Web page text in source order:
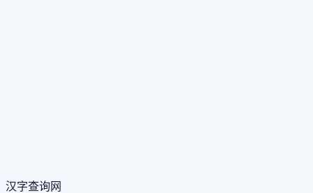
汉字查询网